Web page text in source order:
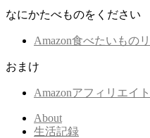
なにかたべものをください
Amazon食べたいもの
おまけ
Amazonアフィリエイ
About
生活記録